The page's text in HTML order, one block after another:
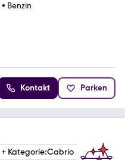
• Benzin
Kontakt Parken
+ Kategorie:Cabrio